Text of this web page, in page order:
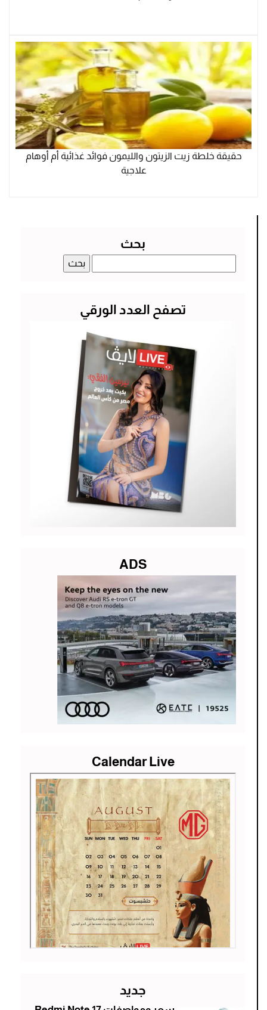
حقيقة خلطة زيت الزيتون والليمون فوائد غذائية أم أوهام
علاجية
بحث
عن:
تصفح العدد الورقي
ADS
Calendar Live
جديد